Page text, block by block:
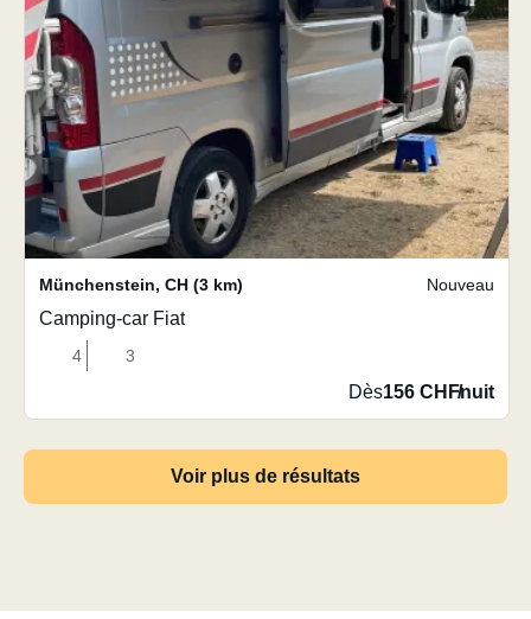
Münchenstein, CH (3 km) Nouveau
Camping-car Fiat
4 3
Dès156 CHF/nuit
Voir plus de résultats